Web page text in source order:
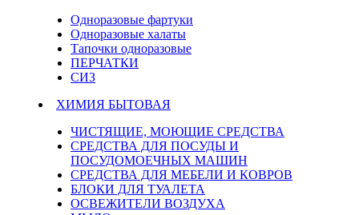
Одноразовые фартуки
Одноразовые халаты
Тапочки одноразовые
ПЕРЧАТКИ
СИЗ
ХИМИЯ БЫТОВАЯ
ЧИСТЯЩИЕ, МОЮЩИЕ СРЕДСТВА
СРЕДСТВА ДЛЯ ПОСУДЫ И
ПОСУДОМОЕЧНЫХ МАШИН
СРЕДСТВА ДЛЯ МЕБЕЛИ И КОВРОВ
БЛОКИ ДЛЯ ТУАЛЕТА
ОСВЕЖИТЕЛИ ВОЗДУХА